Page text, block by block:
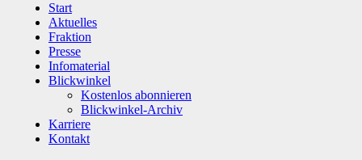
Start
Aktuelles
Fraktion
Presse
Infomaterial
Blickwinkel
Kostenlos abonnieren
Blickwinkel-Archiv
Karriere
Kontakt